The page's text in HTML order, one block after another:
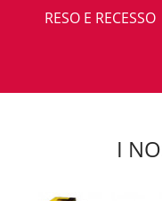
RESO E RECESSO
I